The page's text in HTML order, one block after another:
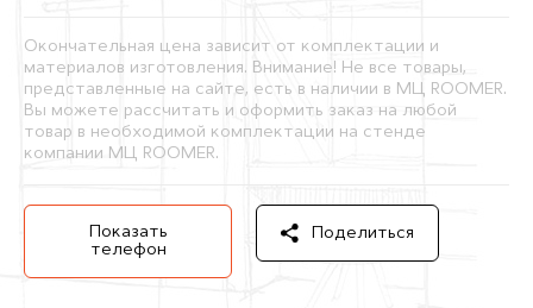
Окончательная цена зависит от комплектации и
материалов изготовления. Внимание! Не все товары,
представленные на сайте, есть в наличии в МЦ ROOMER.
Вы можете рассчитать и оформить заказ на любой
товар в необходимой комплектации на стенде
компании МЦ ROOMER.
Показать
телефон
Поделиться